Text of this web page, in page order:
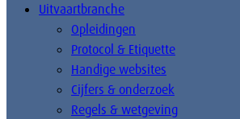
Uitvaartbranche
Opleidingen
Protocol & Etiquette
Handige websites
Cijfers & onderzoek
Regels & wetgeving